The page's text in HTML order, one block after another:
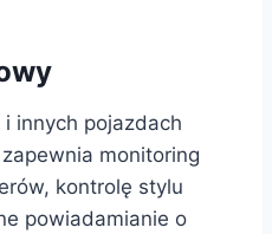
innych pojazdach
monitoring
kontrolę stylu
powiadamianie o